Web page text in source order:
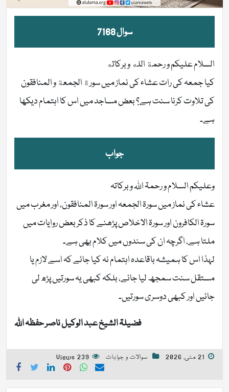
سوال 7168
السلام عليكم و رحمة الله و بركاته
کیا جمعہ کی رات عشاء کی نماز میں سورة الجمعة و المنافقون
کی تلاوت کرنا سنت ہے؟ بعض مساجد میں اس کا اہتمام دیکھا
ہے۔
جواب
وعلیکم السلام و رحمۃ اللہ وبرکاتہ
عشاء کی نماز میں سورۃ الجمعہ اور سورۃ المنافقون، اور مغرب میں
سورۃ الکافرون اور سورۃ الاخلاص پڑھنے کا ذکر بعض روایات میں
ملتا ہے، اگرچہ ان کی سندوں میں کلام بھی ہے۔
لہذا اس کا ہمیشہ باقاعدہ اہتمام نہ کیا جائے کہ اسے لازم یا
مستقل سنت سمجھ لیا جائے، بلکہ کبھی یہ سورتیں پڑھ لی
جائیں اور کبھی دوسری سورتیں۔
فضیلۃ الشیخ عبد الوکیل ناصر حفظہ اللہ
21 مئی, 2026 سوالات و جوابات 239 Views